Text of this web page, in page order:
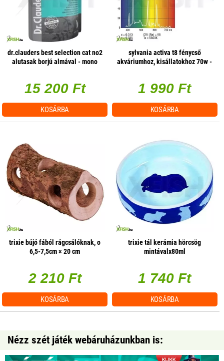
dr.clauders best selection cat no2
alutasak borjú almával - mono
15 200 Ft
KOSÁRBA
sylvania activa t8 fénycső
akváriumhoz, kisállatokhoz 70w -
1 990 Ft
KOSÁRBA
trixie bújó fából rágcsálóknak, o
6,5-7,5cm × 20 cm
2 210 Ft
KOSÁRBA
trixie tál kerámia hörcsög
mintávalx80ml
1 740 Ft
KOSÁRBA
Nézz szét játék webáruházunkban is: